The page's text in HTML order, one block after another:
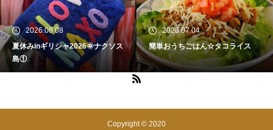
2026.08.08
夏休みinギリシャ2026🌞ナクソス
島①
2026.07.04
簡単おうちごはん☆タコライス
Copyright © 2020